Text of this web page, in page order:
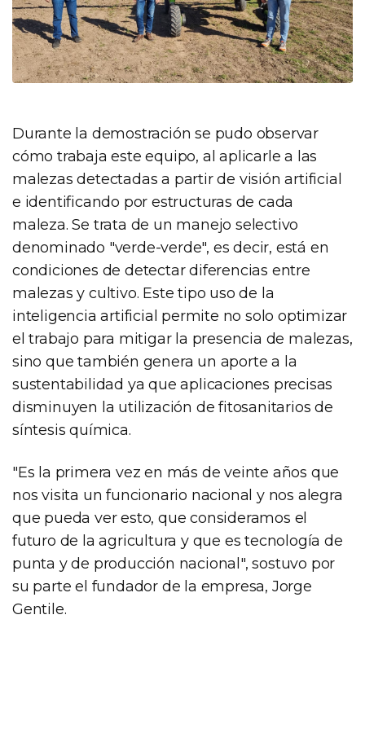
Durante la demostración se pudo observar
cómo trabaja este equipo, al aplicarle a las
malezas detectadas a partir de visión artificial
e identificando por estructuras de cada
maleza. Se trata de un manejo selectivo
denominado "verde-verde", es decir, está en
condiciones de detectar diferencias entre
malezas y cultivo. Este tipo uso de la
inteligencia artificial permite no solo optimizar
el trabajo para mitigar la presencia de malezas,
sino que también genera un aporte a la
sustentabilidad ya que aplicaciones precisas
disminuyen la utilización de fitosanitarios de
síntesis química.
"Es la primera vez en más de veinte años que
nos visita un funcionario nacional y nos alegra
que pueda ver esto, que consideramos el
futuro de la agricultura y que es tecnología de
punta y de producción nacional", sostuvo por
su parte el fundador de la empresa, Jorge
Gentile.